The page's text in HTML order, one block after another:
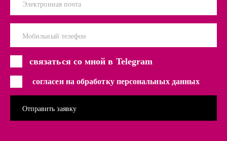
Электронная почта
Мобильный телефон
связаться со мной в Telegram
согласен на обработку персональных данных